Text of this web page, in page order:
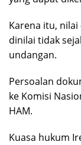
Karena itu,
dinilai tidak
undangan.
Persoalan
ke Komisi
HAM.
Kuasa hukum